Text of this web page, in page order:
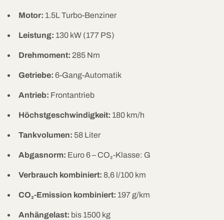
Motor: 1.5L Turbo-Benziner
Leistung: 130 kW (177 PS)
Drehmoment: 285 Nm
Getriebe: 6-Gang-Automatik
Antrieb: Frontantrieb
Höchstgeschwindigkeit: 180 km/h
Tankvolumen: 58 Liter
Abgasnorm: Euro 6 – CO₂-Klasse: G
Verbrauch kombiniert: 8,6 l/100 km
CO₂-Emission kombiniert: 197 g/km
Anhängelast: bis 1500 kg